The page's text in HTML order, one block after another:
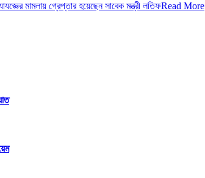
মামলায় গ্রেপ্তার হয়েছেন সাবেক মন্ত্রী লতিফRead More